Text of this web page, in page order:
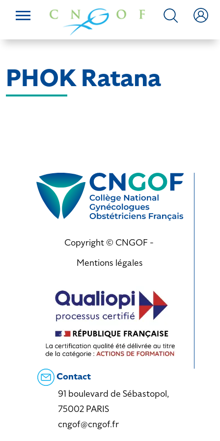
PHOK Ratana
Copyright © CNGOF -
Mentions légales
Contact
91 boulevard de Sébastopol,
75002 PARIS
cngof@cngof.fr